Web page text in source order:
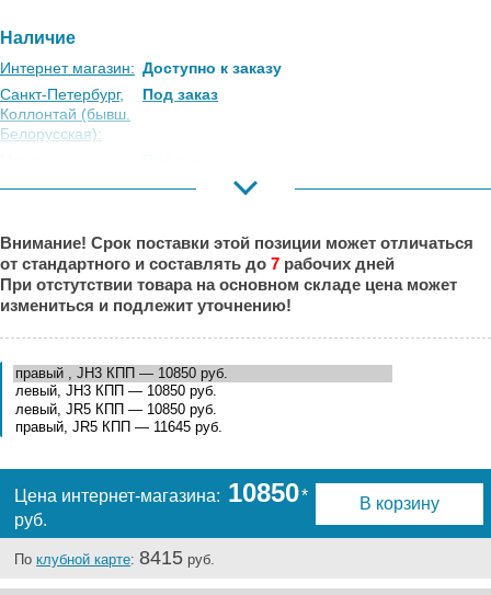
Наличие
Интернет магазин: Доступно к заказу
Санкт-Петербург,
Коллонтай (бывш.
Белорусская):
Под заказ
Порт:
Великий Новгород: Под заказ
Краснодар:
Под заказ
Тверь:
Под заказ
Тюмень:
Есть
Челябинск:
Под заказ
Внимание! Срок поставки этой позиции может отличаться
от стандартного и составлять до 7 рабочих дней
При отстутствии товара на основном складе цена может
измениться и подлежит уточнению!
Цена интернет-магазина: 10850*
руб.
В корзину
По клубной карте: 8415 руб.